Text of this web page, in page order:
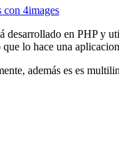
desarrollado en PHP
lo hace una
además es es